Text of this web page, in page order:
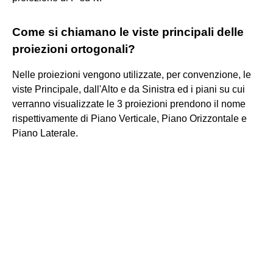
Come si chiamano le viste principali delle
proiezioni ortogonali?
Nelle proiezioni vengono utilizzate, per convenzione, le
viste Principale, dall'Alto e da Sinistra ed i piani su cui
verranno visualizzate le 3 proiezioni prendono il nome
rispettivamente di Piano Verticale, Piano Orizzontale e
Piano Laterale.